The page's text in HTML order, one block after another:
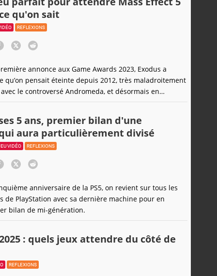
que le
qu'on sait
REFLEXIONS
annonce aux Game Awards 2023, Exodus a
qu’on pensait éteinte depuis 2012, très maladroitement
le controversé Andromeda, et désormais en
la suite dans un futur incertain : le plaisir d’explorer
Après
5 ans, premier bilan d'une
aura particulièrement divisé
VIDÉO REFLEXIONS
anniversaire de la PS5, on revient sur tous les
de PlayStation avec sa dernière machine pour en
bilan de mi-génération.
: quels jeux attendre du côté de
REFLEXIONS